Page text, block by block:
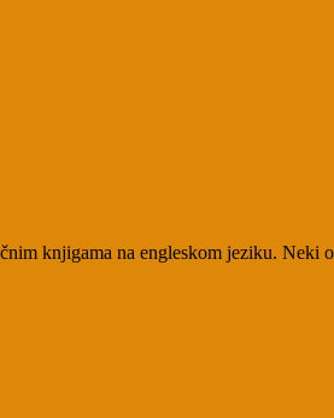
knjigama na engleskom jeziku.